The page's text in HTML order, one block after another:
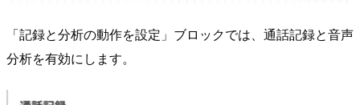
「記録と分析の動作を設定」ブロックでは、通話記録と音声
分析を有効にします。